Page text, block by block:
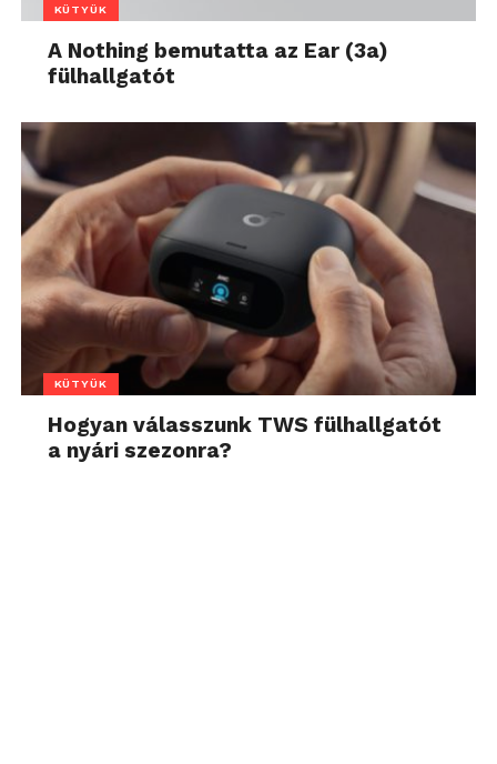
KÜTYÜK
A Nothing bemutatta az Ear (3a)
fülhallgatót
KÜTYÜK
Hogyan válasszunk TWS fülhallgatót
a nyári szezonra?